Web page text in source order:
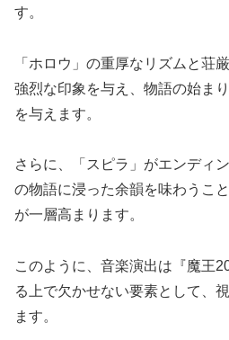
す。
「ホロウ」の重厚なリズムと荘
強烈な印象を与え、物語の始ま
を与えます。
さらに、「スピラ」がエンディ
の物語に浸った余韻を味わうこ
が一層高まります。
このように、音楽演出は『魔王
る上で欠かせない要素として、
ます。